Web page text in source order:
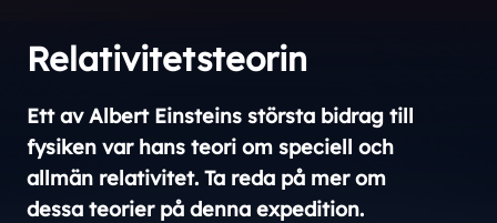
Relativitetsteorin
Ett av Albert Einsteins största bidrag till
fysiken var hans teori om speciell och
allmän relativitet. Ta reda på mer om
dessa teorier på denna expedition.